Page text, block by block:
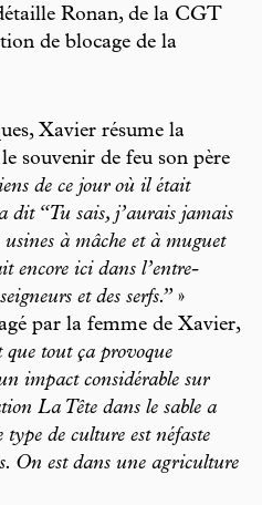
Ronan, de la CGT
de blocage de la
Xavier résume la
souvenir de feu son père
de ce jour où il était
dit “Tu sais, j’aurais jamais
à mâche et à muguet
encore ici dans l’entre-
et des serfs.” »
par la femme de Xavier,
que tout ça provoque
impact considérable sur
La Tête dans le sable a
de culture est néfaste
On est dans une agriculture